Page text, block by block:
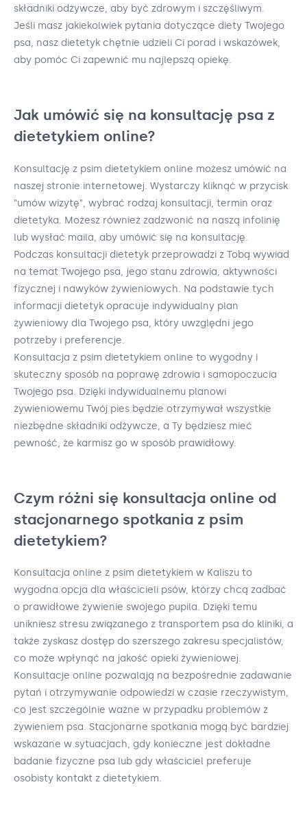
składniki odżywcze, aby być zdrowym i szczęśliwym.
Jeśli masz jakiekolwiek pytania dotyczące diety Twojego
psa, nasz dietetyk chętnie udzieli Ci porad i wskazówek,
aby pomóc Ci zapewnić mu najlepszą opiekę.
Jak umówić się na konsultację psa z
dietetykiem online?
Konsultację z psim dietetykiem online możesz umówić na
naszej stronie internetowej. Wystarczy kliknąć w przycisk
"umów wizytę", wybrać rodzaj konsultacji, termin oraz
dietetyka. Możesz również zadzwonić na naszą infolinię
lub wysłać maila, aby umówić się na konsultację.
Podczas konsultacji dietetyk przeprowadzi z Tobą wywiad
na temat Twojego psa, jego stanu zdrowia, aktywności
fizycznej i nawyków żywieniowych. Na podstawie tych
informacji dietetyk opracuje indywidualny plan
żywieniowy dla Twojego psa, który uwzględni jego
potrzeby i preferencje.
Konsultacja z psim dietetykiem online to wygodny i
skuteczny sposób na poprawę zdrowia i samopoczucia
Twojego psa. Dzięki indywidualnemu planowi
żywieniowemu Twój pies będzie otrzymywał wszystkie
niezbędne składniki odżywcze, a Ty będziesz mieć
pewność, że karmisz go w sposób prawidłowy.
Czym różni się konsultacja online od
stacjonarnego spotkania z psim
dietetykiem?
Konsultacja online z psim dietetykiem w Kaliszu to
wygodna opcja dla właścicieli psów, którzy chcą zadbać
o prawidłowe żywienie swojego pupila. Dzięki temu
unikniesz stresu związanego z transportem psa do kliniki, a
także zyskasz dostęp do szerszego zakresu specjalistów,
co może wpłynąć na jakość opieki żywieniowej.
Konsultacje online pozwalają na bezpośrednie zadawanie
pytań i otrzymywanie odpowiedzi w czasie rzeczywistym,
co jest szczególnie ważne w przypadku problemów z
żywieniem psa. Stacjonarne spotkania mogą być bardziej
wskazane w sytuacjach, gdy konieczne jest dokładne
badanie fizyczne psa lub gdy właściciel preferuje
osobisty kontakt z dietetykiem.